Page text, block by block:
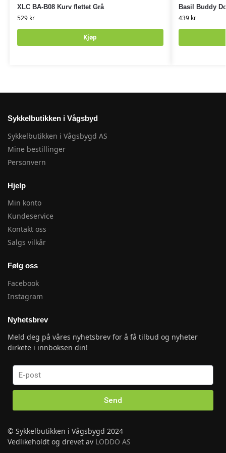
XLC BA-B08 Kurv flettet Grå
529 kr
Kjøp
Basil Buddy
439 kr
Sykkelbutikken i Vågsbyd
Sykkelbutikken i Vågsbygd AS
Mine bestillinger
Personvern
Hjelp
Min konto
Kundeservice
Kontakt oss
Salgs vilkår
Følg oss
Facebook
Instagram
Nyhetsbrev
Meld deg på våres nyhetsbrev for å få tilbud og nyheter
dirkete i innboksen din!
Send
© Sykkelbutikken i Vågsbygd 2024
Vedlikeholdt og drevet av LODDO AS